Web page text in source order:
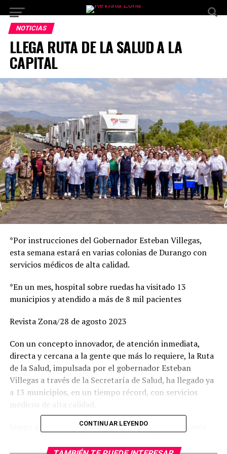
NOTICIAS
LLEGA RUTA DE LA SALUD A LA
CAPITAL
*Por instrucciones del Gobernador Esteban Villegas,
esta semana estará en varias colonias de Durango con
servicios médicos de alta calidad.
*En un mes, hospital sobre ruedas ha visitado 13
municipios y atendido a más de 8 mil pacientes
Revista Zona/28 de agosto 2023
Con un concepto innovador, de atención inmediata,
directa y cercana a la gente que más lo requiere, la Ruta
de la Salud, impulsada por el gobernador Esteban
Villegas a través de la Secretaría de Salud, ha llegado ya
a 13 municipios, en un tiempo récord, con servicios
médicos de alta calidad.
Luego que el Gobierno Estatal pusiera en marcha esta
de un mes, las Brigadas con Valor han atendido, 8 mil 40
CONTINUAR LEYENDO